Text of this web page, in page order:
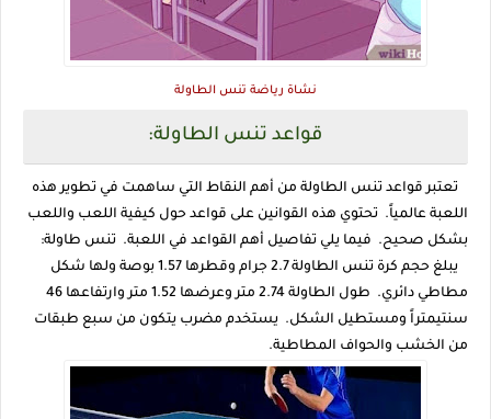
نشاة رياضة تنس الطاولة
قواعد تنس الطاولة:
تعتبر قواعد تنس الطاولة من أهم النقاط التي ساهمت في تطوير هذه
اللعبة عالمياً. تحتوي هذه القوانين على قواعد حول كيفية اللعب واللعب
بشكل صحيح. فيما يلي تفاصيل أهم القواعد في اللعبة. تنس طاولة:
يبلغ حجم كرة تنس الطاولة 2.7 جرام وقطرها 1.57 بوصة ولها شكل
مطاطي دائري. طول الطاولة 2.74 متر وعرضها 1.52 متر وارتفاعها 46
سنتيمتراً ومستطيل الشكل. يستخدم مضرب يتكون من سبع طبقات
من الخشب والحواف المطاطية.